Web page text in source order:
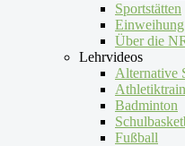
Sportstätten
Über die
Lehrvideos
Alternative
Badminton
Fußball